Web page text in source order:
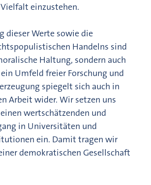
einzustehen.
dieser Werte sowie die
Handelns sind
Haltung, sondern auch
Umfeld freier Forschung und
spiegelt sich auch in
Arbeit wider. Wir setzen uns
wertschätzenden und
in Universitäten und
ein. Damit tragen wir
demokratischen Gesellschaft